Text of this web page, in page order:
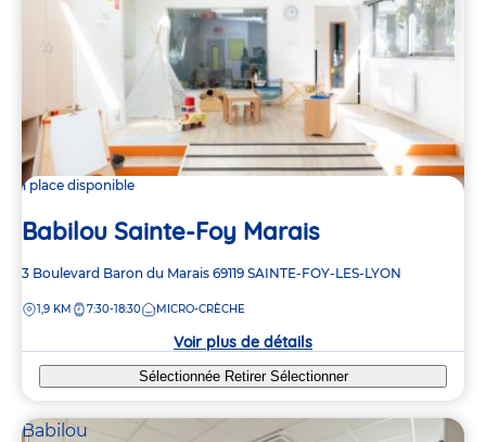
1 place disponible
Babilou Sainte-Foy Marais
Adresse
la
3 Boulevard Baron du Marais 69119 SAINTE-FOY-LES-LYON
DISTANCE
1,9 KM 7:30-18:30 MICRO-CRÈCHE
Voir plus de détails
Sélectionnée Retirer Sélectionner
Babilou